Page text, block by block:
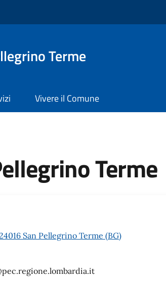
Terme
Vivere il Comune
Terme
San Pellegrino Terme (BG)